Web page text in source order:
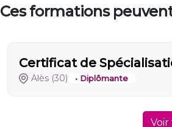
Ces formations
Certificat de
Alès (30) • Diplômante